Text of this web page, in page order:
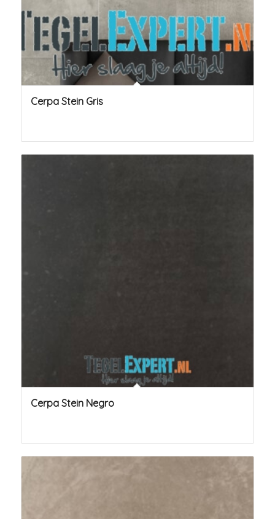
Cerpa Stein Gris
Cerpa Stein Negro